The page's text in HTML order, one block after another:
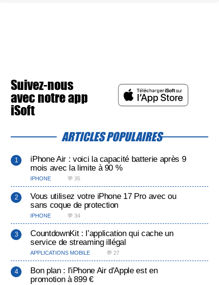
Suivez-nous
avec notre app
iSoft
ARTICLES POPULAIRES
iPhone Air : voici la capacité batterie après 9
mois avec la limite à 90 %
IPHONE 💬 35
Vous utilisez votre iPhone 17 Pro avec ou
sans coque de protection
IPHONE 💬 34
CountdownKit : l’application qui cache un
service de streaming illégal
APPLICATIONS MOBILE 💬 27
Bon plan : l'iPhone Air d'Apple est en
promotion à 899 €